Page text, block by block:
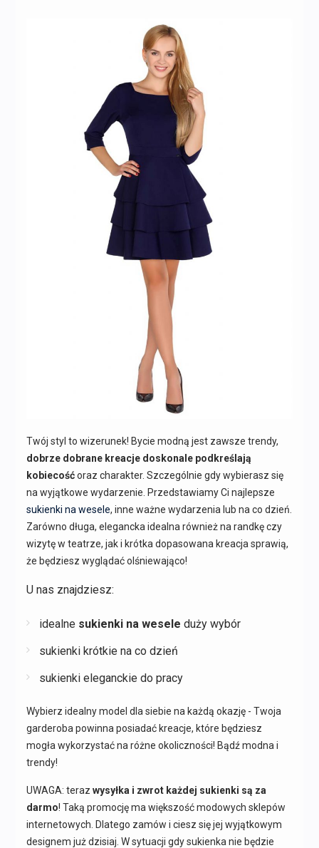
Twój styl to wizerunek! Bycie modną jest zawsze trendy,
dobrze dobrane kreacje doskonale podkreślają
kobiecośćoraz charakter. Szczególnie gdy wybierasz się
na wyjątkowe wydarzenie. Przedstawiamy Ci najlepsze
sukienki na wesele, inne ważne wydarzenia lub na co dzień.
Zarówno długa, elegancka idealna również na randkę czy
wizytę w teatrze, jak i krótka dopasowana kreacja sprawią,
że będziesz wyglądać olśniewająco!
U nas znajdziesz:
idealne sukienki na wesele duży wybór
sukienki krótkie na co dzień
sukienki eleganckie do pracy
Wybierz idealny model dla siebie na każdą okazję - Twoja
garderoba powinna posiadać kreacje, które będziesz
mogła wykorzystać na różne okoliczności! Bądź modna i
trendy!
UWAGA: teraz wysyłka i zwrot każdej sukienki są za
darmo! Taką promocję ma większość modowych sklepów
internetowych. Dlatego zamów i ciesz się jej wyjątkowym
designem już dzisiaj. W sytuacji gdy sukienka nie będzie